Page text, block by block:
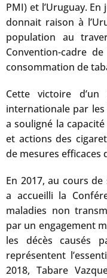
PMI) et l’Uruguay.
donnait raison à
population au
Convention-cadre
consommation de
Cette victoire
internationale par les
a souligné la
et actions des
de mesures efficaces
En 2017, au cours
a accueilli la
maladies non
par un engagement
les décès causés
représentent
2018, Tabare